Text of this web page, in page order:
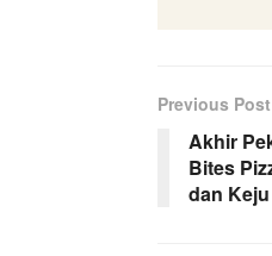
Previous Post
Akhir
Bites
dan